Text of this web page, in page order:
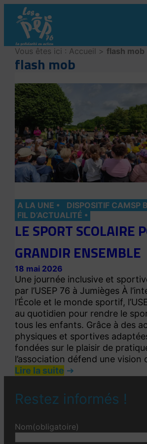
contenu
Vous êtes ici : Accueil >flash mob
flash mob
A LA UNE
DISPOSITIF CAMSP
FIL D’ACTUALITÉ
LE SPORT SCOLAIRE
GRANDIR ENSEMBLE
18 mai 2026
Une journée inclusive et
par l’USEP 76 à Jumièges À
l’École et le monde sportif,
au quotidien pour rendre le
tous les enfants. Grâce à des
physiques et sportives
fondées sur le plaisir de
l’association défend une vision
Lire la suite
Restez informés !
Nom(obligatoire)